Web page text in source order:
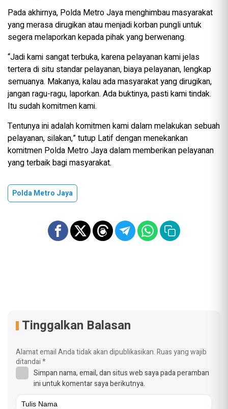
Pada akhirnya, Polda Metro Jaya menghimbau masyarakat
yang merasa dirugikan atau menjadi korban pungli untuk
segera melaporkan kepada pihak yang berwenang.
“Jadi kami sangat terbuka, karena pelayanan kami jelas
tertera di situ standar pelayanan, biaya pelayanan, lengkap
semuanya. Makanya, kalau ada masyarakat yang dirugikan,
jangan ragu-ragu, laporkan. Ada buktinya, pasti kami tindak.
Itu sudah komitmen kami.
Tentunya ini adalah komitmen kami dalam melakukan sebuah
pelayanan, silakan,” tutup Latif dengan menekankan
komitmen Polda Metro Jaya dalam memberikan pelayanan
yang terbaik bagi masyarakat.
Polda Metro Jaya
Tinggalkan Balasan
Alamat email Anda tidak akan dipublikasikan.Ruas yang wajib
ditandai*
Simpan nama, email, dan situs web saya pada peramban
ini untuk komentar saya berikutnya.